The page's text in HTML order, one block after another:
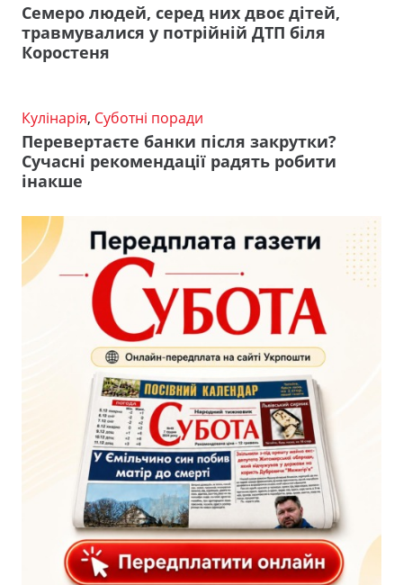
Семеро людей, серед них двоє дітей,
травмувалися у потрійній ДТП біля
Коростеня
Кулінарія, Суботні поради
Перевертаєте банки після закрутки?
Сучасні рекомендації радять робити
інакше